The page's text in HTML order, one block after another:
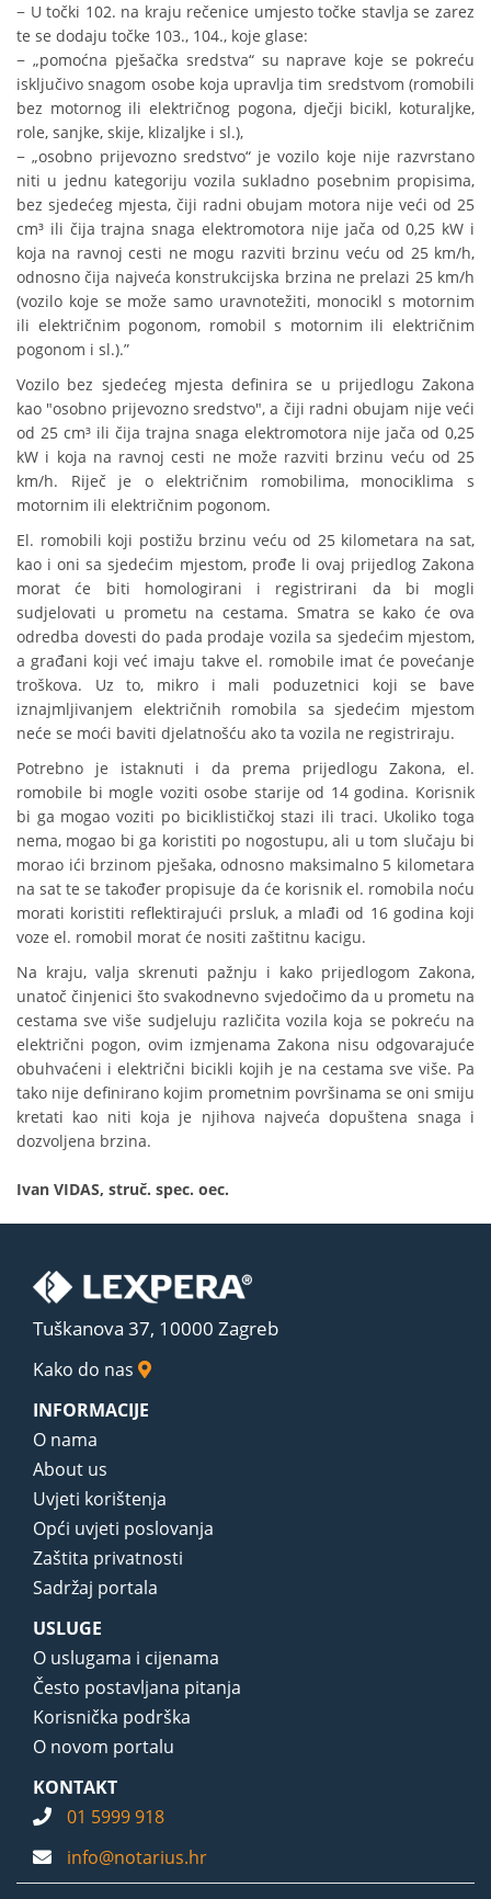
− U točki 102. na kraju rečenice umjesto točke stavlja se zarez
te se dodaju točke 103., 104., koje glase:
− „pomoćna pješačka sredstva“ su naprave koje se pokreću
isključivo snagom osobe koja upravlja tim sredstvom (romobili
bez motornog ili električnog pogona, dječji bicikl, koturaljke,
role, sanjke, skije, klizaljke i sl.),
− „osobno prijevozno sredstvo“ je vozilo koje nije razvrstano
niti u jednu kategoriju vozila sukladno posebnim propisima,
bez sjedećeg mjesta, čiji radni obujam motora nije veći od 25
cm³ ili čija trajna snaga elektromotora nije jača od 0,25 kW i
koja na ravnoj cesti ne mogu razviti brzinu veću od 25 km/h,
odnosno čija najveća konstrukcijska brzina ne prelazi 25 km/h
(vozilo koje se može samo uravnotežiti, monocikl s motornim
ili električnim pogonom, romobil s motornim ili električnim
pogonom i sl.).”
Vozilo bez sjedećeg mjesta definira se u prijedlogu Zakona
kao "osobno prijevozno sredstvo", a čiji radni obujam nije veći
od 25 cm³ ili čija trajna snaga elektromotora nije jača od 0,25
kW i koja na ravnoj cesti ne može razviti brzinu veću od 25
km/h. Riječ je o električnim romobilima, monociklima s
motornim ili električnim pogonom.
El. romobili koji postižu brzinu veću od 25 kilometara na sat,
kao i oni sa sjedećim mjestom, prođe li ovaj prijedlog Zakona
morat će biti homologirani i registrirani da bi mogli
sudjelovati u prometu na cestama. Smatra se kako će ova
odredba dovesti do pada prodaje vozila sa sjedećim mjestom,
a građani koji već imaju takve el. romobile imat će povećanje
troškova. Uz to, mikro i mali poduzetnici koji se bave
iznajmljivanjem električnih romobila sa sjedećim mjestom
neće se moći baviti djelatnošću ako ta vozila ne registriraju.
Potrebno je istaknuti i da prema prijedlogu Zakona, el.
romobile bi mogle voziti osobe starije od 14 godina. Korisnik
bi ga mogao voziti po biciklističkoj stazi ili traci. Ukoliko toga
nema, mogao bi ga koristiti po nogostupu, ali u tom slučaju bi
morao ići brzinom pješaka, odnosno maksimalno 5 kilometara
na sat te se također propisuje da će korisnik el. romobila noću
morati koristiti reflektirajući prsluk, a mlađi od 16 godina koji
voze el. romobil morat će nositi zaštitnu kacigu.
Na kraju, valja skrenuti pažnju i kako prijedlogom Zakona,
unatoč činjenici što svakodnevno svjedočimo da u prometu na
cestama sve više sudjeluju različita vozila koja se pokreću na
električni pogon, ovim izmjenama Zakona nisu odgovarajuće
obuhvaćeni i električni bicikli kojih je na cestama sve više. Pa
tako nije definirano kojim prometnim površinama se oni smiju
kretati kao niti koja je njihova najveća dopuštena snaga i
dozvoljena brzina.
Ivan VIDAS, struč. spec. oec.
Tuškanova 37, 10000 Zagreb
Kako do nas
INFORMACIJE
O nama
About us
Uvjeti korištenja
Opći uvjeti poslovanja
Zaštita privatnosti
Sadržaj portala
USLUGE
O uslugama i cijenama
Često postavljana pitanja
Korisnička podrška
O novom portalu
KONTAKT
01 5999 918
info@notarius.hr